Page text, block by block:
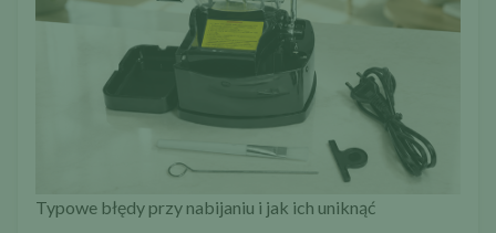
Typowe błędy przy nabijaniu i jak ich uniknąć